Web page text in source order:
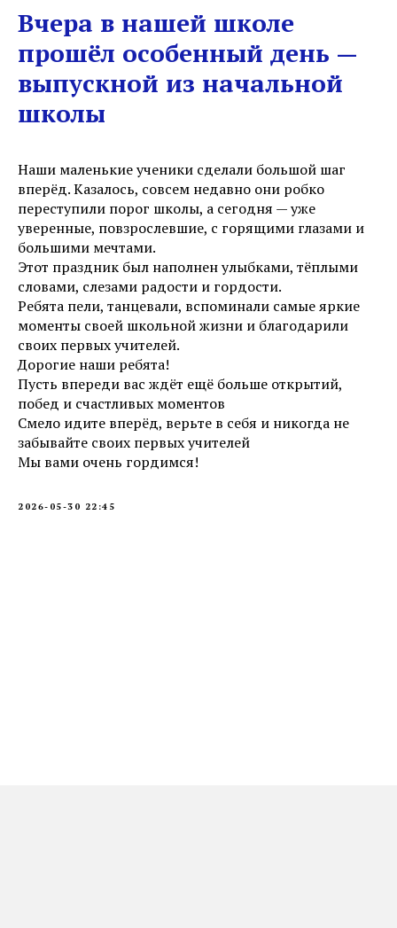
Вчера в нашей школе
прошёл особенный день —
выпускной из начальной
школы
Наши маленькие ученики сделали большой шаг
вперёд. Казалось, совсем недавно они робко
переступили порог школы, а сегодня — уже
уверенные, повзрослевшие, с горящими глазами и
большими мечтами.
Этот праздник был наполнен улыбками, тёплыми
словами, слезами радости и гордости.
Ребята пели, танцевали, вспоминали самые яркие
моменты своей школьной жизни и благодарили
своих первых учителей.
Дорогие наши ребята!
Пусть впереди вас ждёт ещё больше открытий,
побед и счастливых моментов
Смело идите вперёд, верьте в себя и никогда не
забывайте своих первых учителей
Мы вами очень гордимся!
2026-05-30 22:45